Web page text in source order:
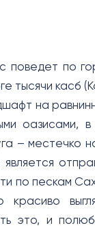
поведет по
касб
на
оазисами,
–
по пескам
это, и